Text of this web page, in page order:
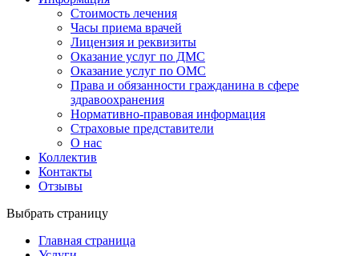
Стоимость лечения
Часы приема врачей
Лицензия и реквизиты
Оказание услуг по ДМС
Оказание услуг по ОМС
Права и обязанности гражданина в сфере
здравоохранения
Нормативно-правовая информация
Страховые представители
О нас
Коллектив
Контакты
Отзывы
Выбрать страницу
Главная страница